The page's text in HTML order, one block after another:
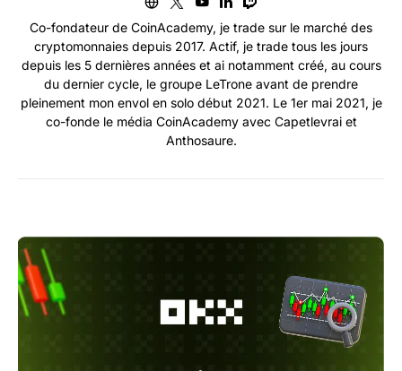
Co-fondateur de CoinAcademy, je trade sur le marché des
cryptomonnaies depuis 2017. Actif, je trade tous les jours
depuis les 5 dernières années et ai notamment créé, au cours
du dernier cycle, le groupe LeTrone avant de prendre
pleinement mon envol en solo début 2021. Le 1er mai 2021, je
co-fonde le média CoinAcademy avec Capetlevrai et
Anthosaure.